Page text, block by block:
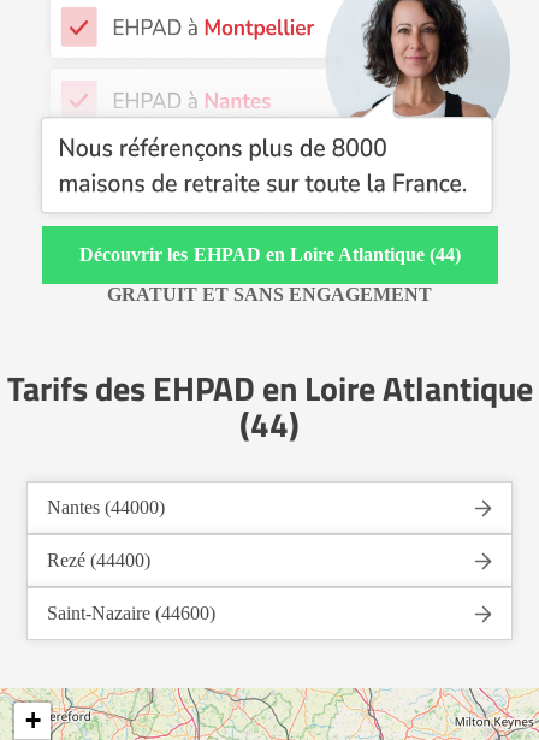
EHPAD en Loire Atlantique (44)
GRATUIT ET SANS ENGAGEMENT
Tarifs des EHPAD en Loire Atlantique
(44)
Nantes (44000)
Rezé (44400)
Saint-Nazaire (44600)
+